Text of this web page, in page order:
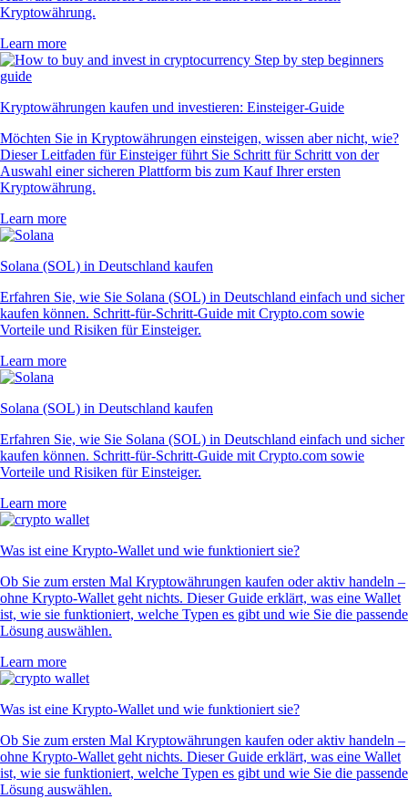
Kryptowährung.
Learn more
Kryptowährungen kaufen und investieren: Einsteiger-Guide
Möchten Sie in Kryptowährungen einsteigen, wissen aber nicht, wie?
Dieser Leitfaden für Einsteiger führt Sie Schritt für Schritt von der
Auswahl einer sicheren Plattform bis zum Kauf Ihrer ersten
Kryptowährung.
Learn more
Solana (SOL) in Deutschland kaufen
Erfahren Sie, wie Sie Solana (SOL) in Deutschland einfach und sicher
kaufen können. Schritt-für-Schritt-Guide mit Crypto.com sowie
Vorteile und Risiken für Einsteiger.
Learn more
Solana (SOL) in Deutschland kaufen
Erfahren Sie, wie Sie Solana (SOL) in Deutschland einfach und sicher
kaufen können. Schritt-für-Schritt-Guide mit Crypto.com sowie
Vorteile und Risiken für Einsteiger.
Learn more
Was ist eine Krypto-Wallet und wie funktioniert sie?
Ob Sie zum ersten Mal Kryptowährungen kaufen oder aktiv handeln –
ohne Krypto-Wallet geht nichts. Dieser Guide erklärt, was eine Wallet
ist, wie sie funktioniert, welche Typen es gibt und wie Sie die passende
Lösung auswählen.
Learn more
Was ist eine Krypto-Wallet und wie funktioniert sie?
Ob Sie zum ersten Mal Kryptowährungen kaufen oder aktiv handeln –
ohne Krypto-Wallet geht nichts. Dieser Guide erklärt, was eine Wallet
ist, wie sie funktioniert, welche Typen es gibt und wie Sie die passende
Lösung auswählen.